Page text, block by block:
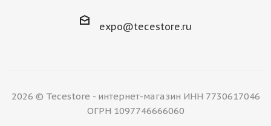
expo@tecestore.ru
2026 © Tecestore - интернет-магазин ИНН 7730617046
ОГРН 1097746666060